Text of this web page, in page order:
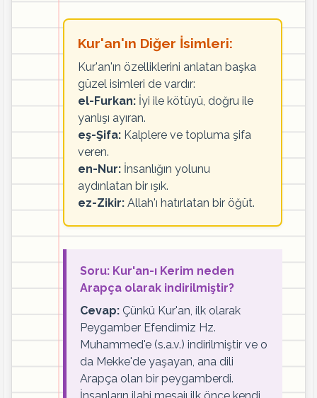
Kur'an'ın Diğer İsimleri:
Kur'an'ın özelliklerini anlatan başka
güzel isimleri de vardır:
el-Furkan: İyi ile kötüyü, doğru ile
yanlışı ayıran.
eş-Şifa: Kalplere ve topluma şifa
veren.
en-Nur: İnsanlığın yolunu
aydınlatan bir ışık.
ez-Zikir: Allah'ı hatırlatan bir öğüt.
Soru: Kur'an-ı Kerim neden
Arapça olarak indirilmiştir?
Cevap: Çünkü Kur'an, ilk olarak
Peygamber Efendimiz Hz.
Muhammed'e (s.a.v.) indirilmiştir ve o
da Mekke'de yaşayan, ana dili
Arapça olan bir peygamberdi.